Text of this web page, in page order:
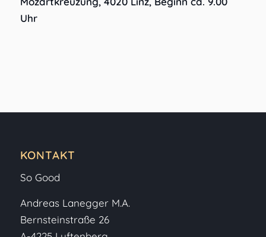
Uhr
KONTAKT
So Good
Andreas Lanegger M.A.
Bernsteinstraße 26